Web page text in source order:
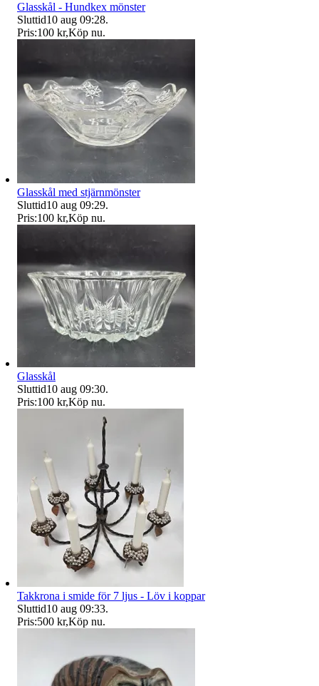
Glasskål - Hundkex mönster
Sluttid10 aug 09:28.
Pris:100 kr,Köp nu.
Glasskål med stjärnmönster
Sluttid10 aug 09:29.
Pris:100 kr,Köp nu.
Glasskål
Sluttid10 aug 09:30.
Pris:100 kr,Köp nu.
Takkrona i smide för 7 ljus - Löv i koppar
Sluttid10 aug 09:33.
Pris:500 kr,Köp nu.